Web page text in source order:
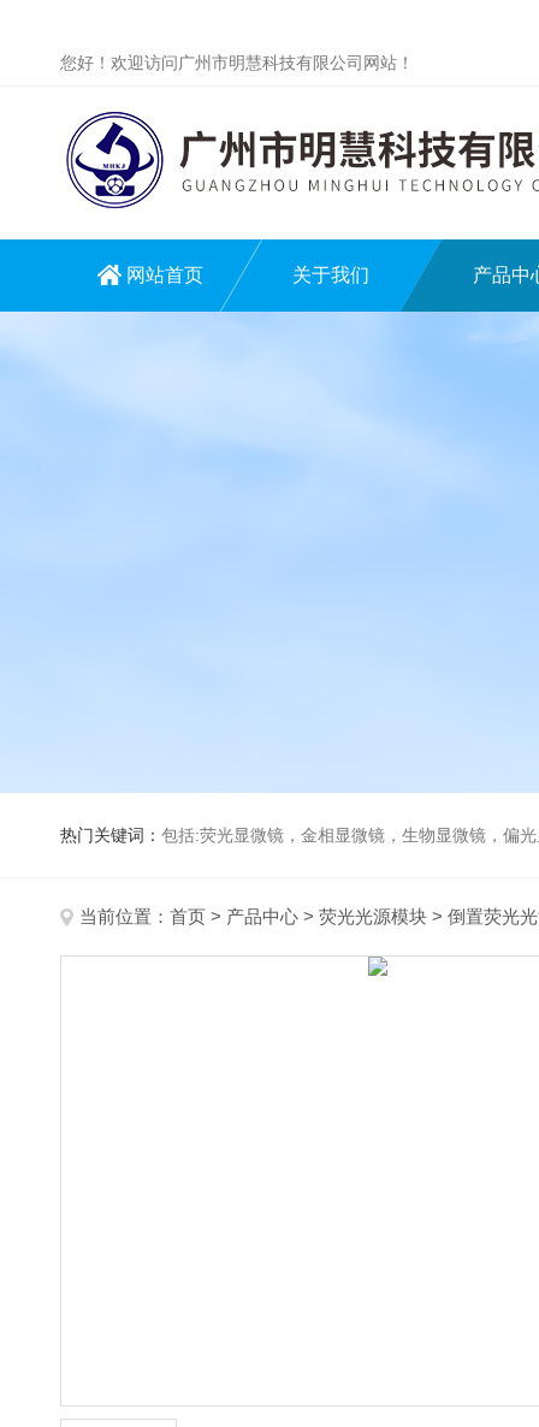
您好！欢迎访问广州市明慧科技有限公司网站！
网站首页 关于我们 产品中
热门关键词： 包括:荧光显微镜，金相显微镜，生物显微镜，偏
当前位置： 首页 > 产品中心 > 荧光光源模块 > 倒置荧光